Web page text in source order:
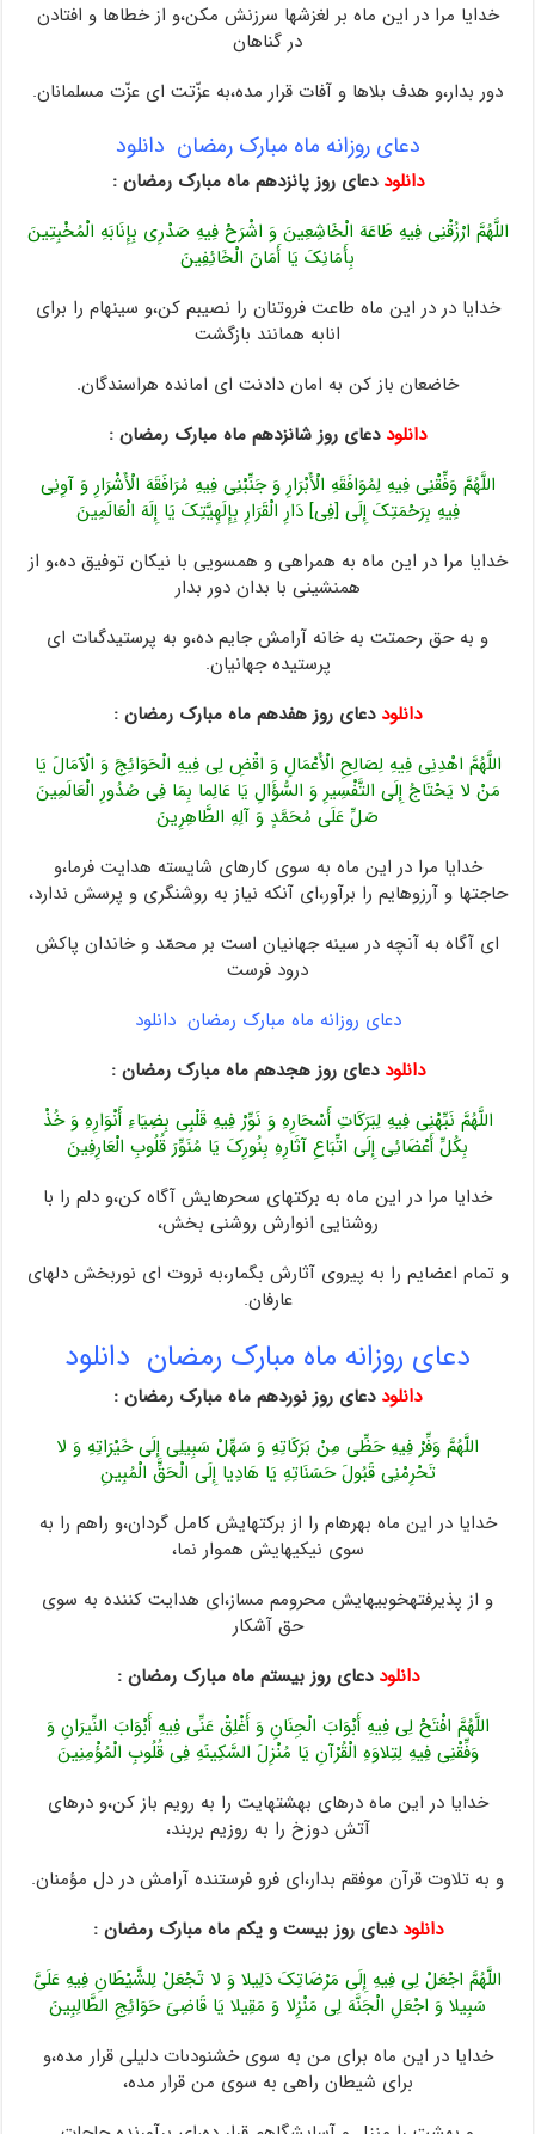
خدایا مرا در این ماه بر لغزشها سرزنش مکن،و از خطاها و افتادن
در گناهان
دور بدار،و هدف بلاها و آفات قرار مده،به عزّتت اى عزّت مسلمانان.
دعای روزانه ماه مبارک رمضان دانلود
دانلود دعای روز پانزدهم ماه مبارک رمضان :
اللَّهُمَّ ارْزُقْنِی فِیهِ طَاعَهَ الْخَاشِعِینَ وَ اشْرَحْ فِیهِ صَدْرِی بِإِنَابَهِ الْمُخْبِتِینَ
بِأَمَانِکَ یَا أَمَانَ الْخَائِفِینَ
خدایا در در این ماه طاعت فروتنان را نصیبم کن،و سینه‏ام را براى
انابه همانند بازگشت
خاضعان باز کن به امان دادنت اى امان‏ده‏ هراسندگان.
دانلود دعای روز شانزدهم ماه مبارک رمضان :
اللَّهُمَّ وَفِّقْنِی فِیهِ لِمُوَافَقَهِ الْأَبْرَارِ وَ جَنِّبْنِی فِیهِ مُرَافَقَهَ الْأَشْرَارِ وَ آوِنِی
فِیهِ بِرَحْمَتِکَ إِلَى [فِی‏] دَارِ الْقَرَارِ بِإِلَهِیَّتِکَ یَا إِلَهَ الْعَالَمِینَ
خدایا مرا در این ماه به همراهى و همسویى با نیکان توفیق ده،و از
همنشینى با بدان دور بدار
و به حق رحمتت به خانه آرامش جایم ده،و به پرستیدگى‏ات اى
پرستیده جهانیان.
دانلود دعای روز هفدهم ماه مبارک رمضان :
اللَّهُمَّ اهْدِنِی فِیهِ لِصَالِحِ الْأَعْمَالِ وَ اقْضِ لِی فِیهِ الْحَوَائِجَ وَ الْآمَالَ یَا
مَنْ لا یَحْتَاجُ إِلَى التَّفْسِیرِ وَ السُّؤَالِ یَا عَالِما بِمَا فِی صُدُورِ الْعَالَمِینَ
صَلِّ عَلَى مُحَمَّدٍ وَ آلِهِ الطَّاهِرِینَ
خدایا مرا در این ماه به سوى کارهاى شایسته هدایت فرما،و
حاجتها و آرزوهایم را برآور،اى آن‏که نیاز به‏ روشنگرى و پرسش ندارد،
اى آگاه به آنچه در سینه جهانیان است بر محمّد و خاندان پاکش
درود فرست
دعای روزانه ماه مبارک رمضان دانلود
دانلود دعای روز هجدهم ماه مبارک رمضان :
اللَّهُمَّ نَبِّهْنِی فِیهِ لِبَرَکَاتِ أَسْحَارِهِ وَ نَوِّرْ فِیهِ قَلْبِی بِضِیَاءِ أَنْوَارِهِ وَ خُذْ
بِکُلِّ أَعْضَائِی إِلَى اتِّبَاعِ آثَارِهِ بِنُورِکَ یَا مُنَوِّرَ قُلُوبِ الْعَارِفِینَ
خدایا مرا در این ماه به برکتهاى سحرهایش آگاه کن،و دلم را با
روشنایى انوارش روشنى بخش،
و تمام‏ اعضایم را به پیروى آثارش بگمار،به نروت اى نوربخش دلهاى
عارفان.
دعای روزانه ماه مبارک رمضان دانلود
دانلود دعای روز نوردهم ماه مبارک رمضان :
اللَّهُمَّ وَفِّرْ فِیهِ حَظِّی مِنْ بَرَکَاتِهِ وَ سَهِّلْ سَبِیلِی إِلَى خَیْرَاتِهِ وَ لا
تَحْرِمْنِی قَبُولَ حَسَنَاتِهِ یَا هَادِیا إِلَى الْحَقِّ الْمُبِینِ
خدایا در این ماه بهره‏ام را از برکتهایش کامل گردان،و راهم را به
سوى نیکیهایش هموار نما،
و از پذیرفته‏خوبیهایش محرومم مساز،اى هدایت‏ کننده به سوى
حق آشکار
دانلود دعای روز بیستم ماه مبارک رمضان :
اللَّهُمَّ افْتَحْ لِی فِیهِ أَبْوَابَ الْجِنَانِ وَ أَغْلِقْ عَنِّی فِیهِ أَبْوَابَ النِّیرَانِ وَ
وَفِّقْنِی فِیهِ لِتِلاوَهِ الْقُرْآنِ یَا مُنْزِلَ السَّکِینَهِ فِی قُلُوبِ الْمُؤْمِنِینَ
خدایا در این ماه درهاى بهشتهایت را به رویم باز کن،و درهاى
آتش دوزخ را به روزیم‏ بربند،
و به تلاوت قرآن موفقم بدار،اى فرو فرستنده آرامش در دل مؤمنان.
دانلود دعای روز بیست و یکم ماه مبارک رمضان :
اللَّهُمَّ اجْعَلْ لِی فِیهِ إِلَى مَرْضَاتِکَ دَلِیلا وَ لا تَجْعَلْ لِلشَّیْطَانِ فِیهِ عَلَیَّ
سَبِیلا وَ اجْعَلِ الْجَنَّهَ لِی مَنْزِلا وَ مَقِیلا یَا قَاضِیَ حَوَائِجِ الطَّالِبِینَ
خدایا در این ماه براى من به سوى خشنودى‏ات دلیلى قرار مده،و
براى شیطان راهى به سوى من‏ قرار مده،